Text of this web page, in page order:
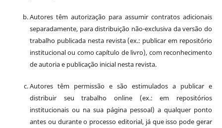
Autores têm autorização para assumir contratos adicionais
separadamente, para distribuição não-exclusiva da versão do
trabalho publicada nesta revista (ex.: publicar em repositório
institucional ou como capítulo de livro), com reconhecimento
de autoria e publicação inicial nesta revista.
Autores têm permissão e são estimulados a publicar e
distribuir seu trabalho online (ex.: em repositórios
institucionais ou na sua página pessoal) a qualquer ponto
antes ou durante o processo editorial, já que isso pode gerar